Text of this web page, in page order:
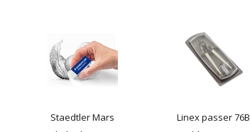
Staedtler Mars
Linex passer 76B